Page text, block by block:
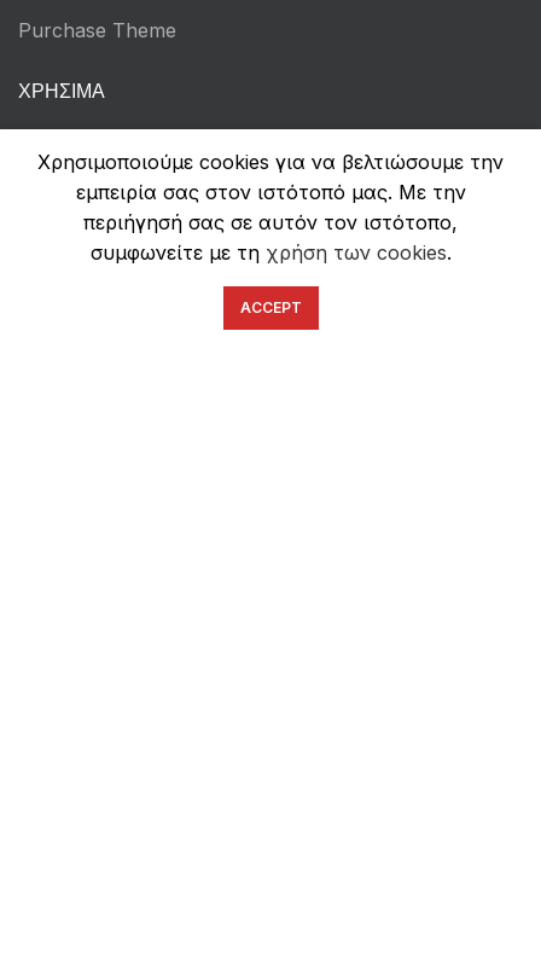
Purchase Theme
ΧΡΉΣΙΜΑ
Αποστολή & Επιστροφές
Όροι Χρήσης
Χρησιμοποιούμε cookies για να βελτιώσουμε την
εμπειρία σας στον ιστότοπό μας. Με την
περιήγησή σας σε αυτόν τον ιστότοπο,
συμφωνείτε με τη χρήση των cookies.
ACCEPT